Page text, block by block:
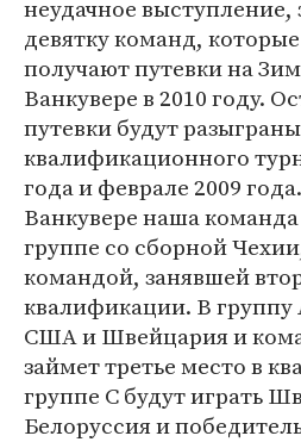
неудачное выступление,
девятку команд,
получают путевки на
Ванкувере в 2010 году.
путевки будут
квалификационного
года и феврале 2009
Ванкувере наша
группе со сборной
командой, занявшей
квалификации. В
США и Швейцария и
займет третье место в
группе С будут играть
Белоруссия и